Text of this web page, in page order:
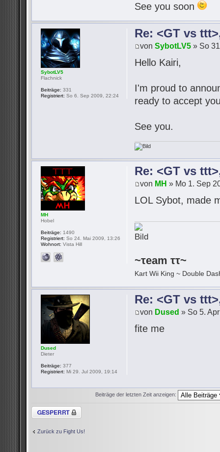
See you soon
Re: <GT vs
vonSybotLV5 » So
Hello Kairi,
I'm proud to
ready to accept
See you.
SybotLV5
Flachnick
Beiträge: 331
Registriert: So 6. Sep 2009, 22:24
Re: <GT vs
von MH » Mo 1. Sep
LOL Sybot, made
~τeam ττ~
Kart Wii King ~ Double
MH
Hobel
Beiträge: 1490
Registriert: So 24. Mai 2009, 13:26
Wohnort: Vista Hill
Re: <GT vs
von Dused » So 5.
fite me
Dused
Dieter
Beiträge: 377
Registriert: Mi 29. Jul 2009, 19:14
Beiträge der letzten Zeit anzeigen:
Thema gesperrt
Zurück zu Fight Us!